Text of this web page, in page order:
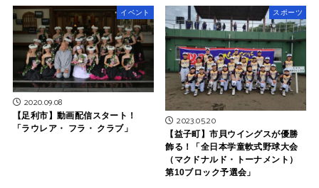
イベント
2020.09.08
【足利市】動画配信スタート！
「ラウレア・ フラ・ クラブ」
スポーツ
2023.05.20
【益子町】市貝ウイングスが優勝
飾る！「全日本学童軟式野球大会
（マクドナルド・トーナメント）
第10ブロック予選会」